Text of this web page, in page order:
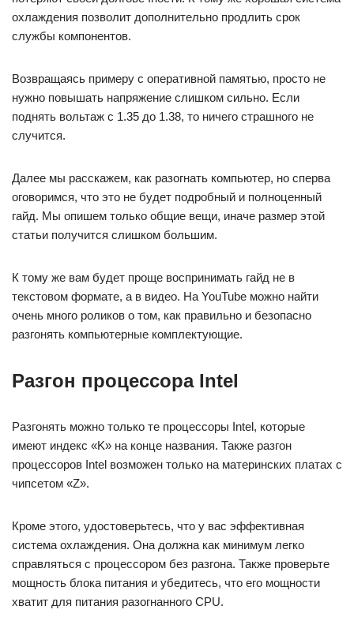
охлаждения позволит дополнительно продлить срок
службы компонентов.
Возвращаясь примеру с оперативной памятью, просто не
нужно повышать напряжение слишком сильно. Если
поднять вольтаж с 1.35 до 1.38, то ничего страшного не
случится.
Далее мы расскажем, как разогнать компьютер, но сперва
оговоримся, что это не будет подробный и полноценный
гайд. Мы опишем только общие вещи, иначе размер этой
статьи получится слишком большим.
К тому же вам будет проще воспринимать гайд не в
текстовом формате, а в видео. На YouTube можно найти
очень много роликов о том, как правильно и безопасно
разгонять компьютерные комплектующие.
Разгон процессора Intel
Разгонять можно только те процессоры Intel, которые
имеют индекс «K» на конце названия. Также разгон
процессоров Intel возможен только на материнских платах с
чипсетом «Z».
Кроме этого, удостоверьтесь, что у вас эффективная
система охлаждения. Она должна как минимум легко
справляться с процессором без разгона. Также проверьте
мощность блока питания и убедитесь, что его мощности
хватит для питания разогнанного CPU.